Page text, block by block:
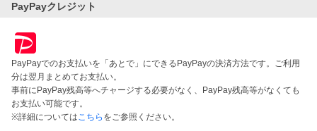
PayPayクレジット
PayPayでのお支払いを「あとで」にできるPayPayの決済方法です。ご利用
分は翌月まとめてお支払い。
事前にPayPay残高等へチャージする必要がなく、PayPay残高等がなくても
お支払い可能です。
※詳細についてはこちら をご参照ください。